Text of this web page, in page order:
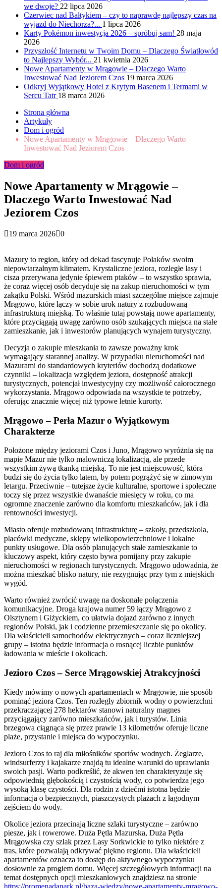
we dwoje? 22 lipca 2026
Czerwiec nad Bałtykiem – czy to naprawdę najlepszy czas na
wyjazd do Niechorza?... 1 lipca 2026
Karty Pokémon inwestycja 2026 – spróbuj sam! 28 maja
2026
Przyszłość Internetu w Twoim Domu – Dlaczego Światłowód
to Najlepszy Wybór... 21 kwietnia 2026
Nowe Apartamenty w Mrągowie – Dlaczego Warto
Inwestować Nad Jeziorem Czos 19 marca 2026
Odkryj Wyjątkowy Hotel z Krytym Basenem i Termami w
Sercu Tatr 18 marca 2026
Strona główna
Artykuły
Dom i ogród
Nowe Apartamenty w Mrągowie – Dlaczego Warto
Inwestować Nad Jeziorem Czos
Dom i ogród
Nowe Apartamenty w Mrągowie –
Dlaczego Warto Inwestować Nad
Jeziorem Czos
19 marca 2026 0
Mazury to region, który od dekad fascynuje Polaków swoim
niepowtarzalnym klimatem. Krystaliczne jeziora, rozległe lasy i
cisza przerywana jedynie śpiewem ptaków – to wszystko sprawia,
że coraz więcej osób decyduje się na zakup nieruchomości w tym
zakątku Polski. Wśród mazurskich miast szczególne miejsce zajmuje
Mrągowo, które łączy w sobie urok natury z rozbudowaną
infrastrukturą miejską. To właśnie tutaj powstają nowe apartamenty,
które przyciągają uwagę zarówno osób szukających miejsca na stałe
zamieszkanie, jak i inwestorów planujących wynajem turystyczny.
Decyzja o zakupie mieszkania to zawsze poważny krok
wymagający starannej analizy. W przypadku nieruchomości nad
Mazurami do standardowych kryteriów dochodzą dodatkowe
czynniki – lokalizacja względem jeziora, dostępność atrakcji
turystycznych, potencjał inwestycyjny czy możliwość całorocznego
wykorzystania. Mrągowo odpowiada na wszystkie te potrzeby,
oferując znacznie więcej niż typowe letnie kurorty.
Mrągowo – Perła Mazur o Wyjątkowym
Charakterze
Położone między jeziorami Czos i Juno, Mrągowo wyróżnia się na
mapie Mazur nie tylko malowniczą lokalizacją, ale przede
wszystkim żywą tkanką miejską. To nie jest miejscowość, która
budzi się do życia tylko latem, by potem pogrążyć się w zimowym
letargu. Przeciwnie – tutejsze życie kulturalne, sportowe i społeczne
toczy się przez wszystkie dwanaście miesięcy w roku, co ma
ogromne znaczenie zarówno dla komfortu mieszkańców, jak i dla
rentowności inwestycji.
Miasto oferuje rozbudowaną infrastrukturę – szkoły, przedszkola,
placówki medyczne, sklepy wielkopowierzchniowe i lokalne
punkty usługowe. Dla osób planujących stałe zamieszkanie to
kluczowy aspekt, który często bywa pomijany przy zakupie
nieruchomości w regionach turystycznych. Mrągowo udowadnia, że
można mieszkać blisko natury, nie rezygnując przy tym z miejskich
wygód.
Warto również zwrócić uwagę na doskonałe połączenia
komunikacyjne. Droga krajowa numer 59 łączy Mrągowo z
Olsztynem i Giżyckiem, co ułatwia dojazd zarówno z innych
regionów Polski, jak i codzienne przemieszczanie się po okolicy.
Dla właścicieli samochodów elektrycznych – coraz liczniejszej
grupy – istotna będzie informacja o rosnącej liczbie punktów
ładowania w mieście i okolicach.
Jezioro Czos – Serce Mrągowskiej Atrakcyjności
Kiedy mówimy o nowych apartamentach w Mrągowie, nie sposób
pominąć jeziora Czos. Ten rozległy zbiornik wodny o powierzchni
przekraczającej 278 hektarów stanowi naturalny magnes
przyciągający zarówno mieszkańców, jak i turystów. Linia
brzegowa ciągnąca się przez prawie 13 kilometrów oferuje liczne
plaże, przystanie i miejsca do wypoczynku.
Jezioro Czos to raj dla miłośników sportów wodnych. Żeglarze,
windsurferzy i kajakarze znajdą tu idealne warunki do uprawiania
swoich pasji. Warto podkreślić, że akwen ten charakteryzuje się
odpowiednią głębokością i czystością wody, co potwierdza jego
wysoką klasę czystości. Dla rodzin z dziećmi istotna będzie
informacja o bezpiecznych, piaszczystych plażach z łagodnym
zejściem do wody.
Okolice jeziora przecinają liczne szlaki turystyczne – zarówno
piesze, jak i rowerowe. Duża Pętla Mazurska, Duża Pętla
Mrągowska czy szlak przez Lasy Sorkwickie to tylko niektóre z
tras, które pozwalają odkrywać piękno regionu. Dla właścicieli
apartamentów oznacza to dostęp do aktywnego wypoczynku
dosłownie za progiem domu. Więcej szczegółowych informacji na
temat dostępnych opcji mieszkaniowych znajdziesz na stronie
https://promenadapark.pl/baza-wiedzy/nowe-apartamenty-mragowo-